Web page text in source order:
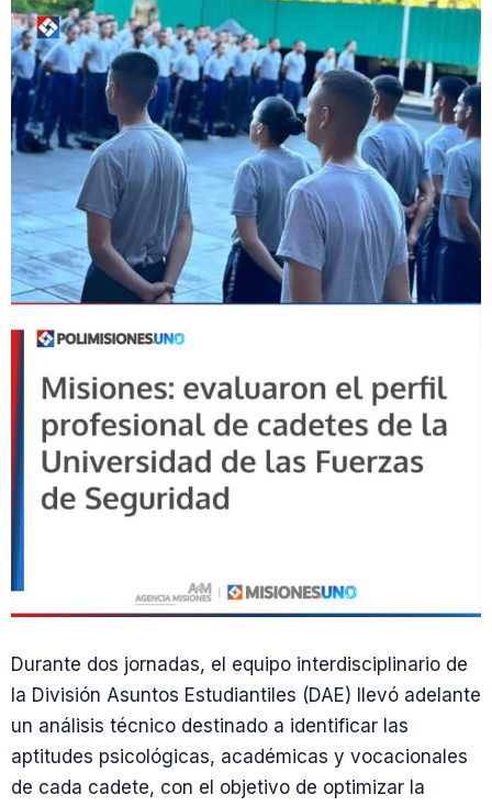
Durante dos jornadas, el equipo interdisciplinario de
la División Asuntos Estudiantiles (DAE) llevó adelante
un análisis técnico destinado a identificar las
aptitudes psicológicas, académicas y vocacionales
de cada cadete, con el objetivo de optimizar la